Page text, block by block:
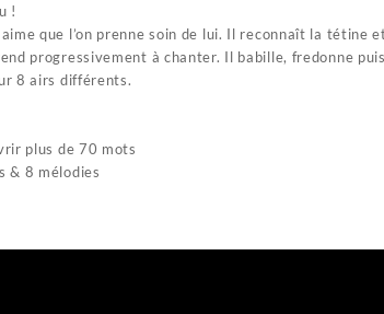
!
aime que l’on prenne soin de lui. Il reconnaît la tétine
progressivement à chanter. Il babille, fredonne
8 airs différents.
plus de 70 mots
& 8 mélodies